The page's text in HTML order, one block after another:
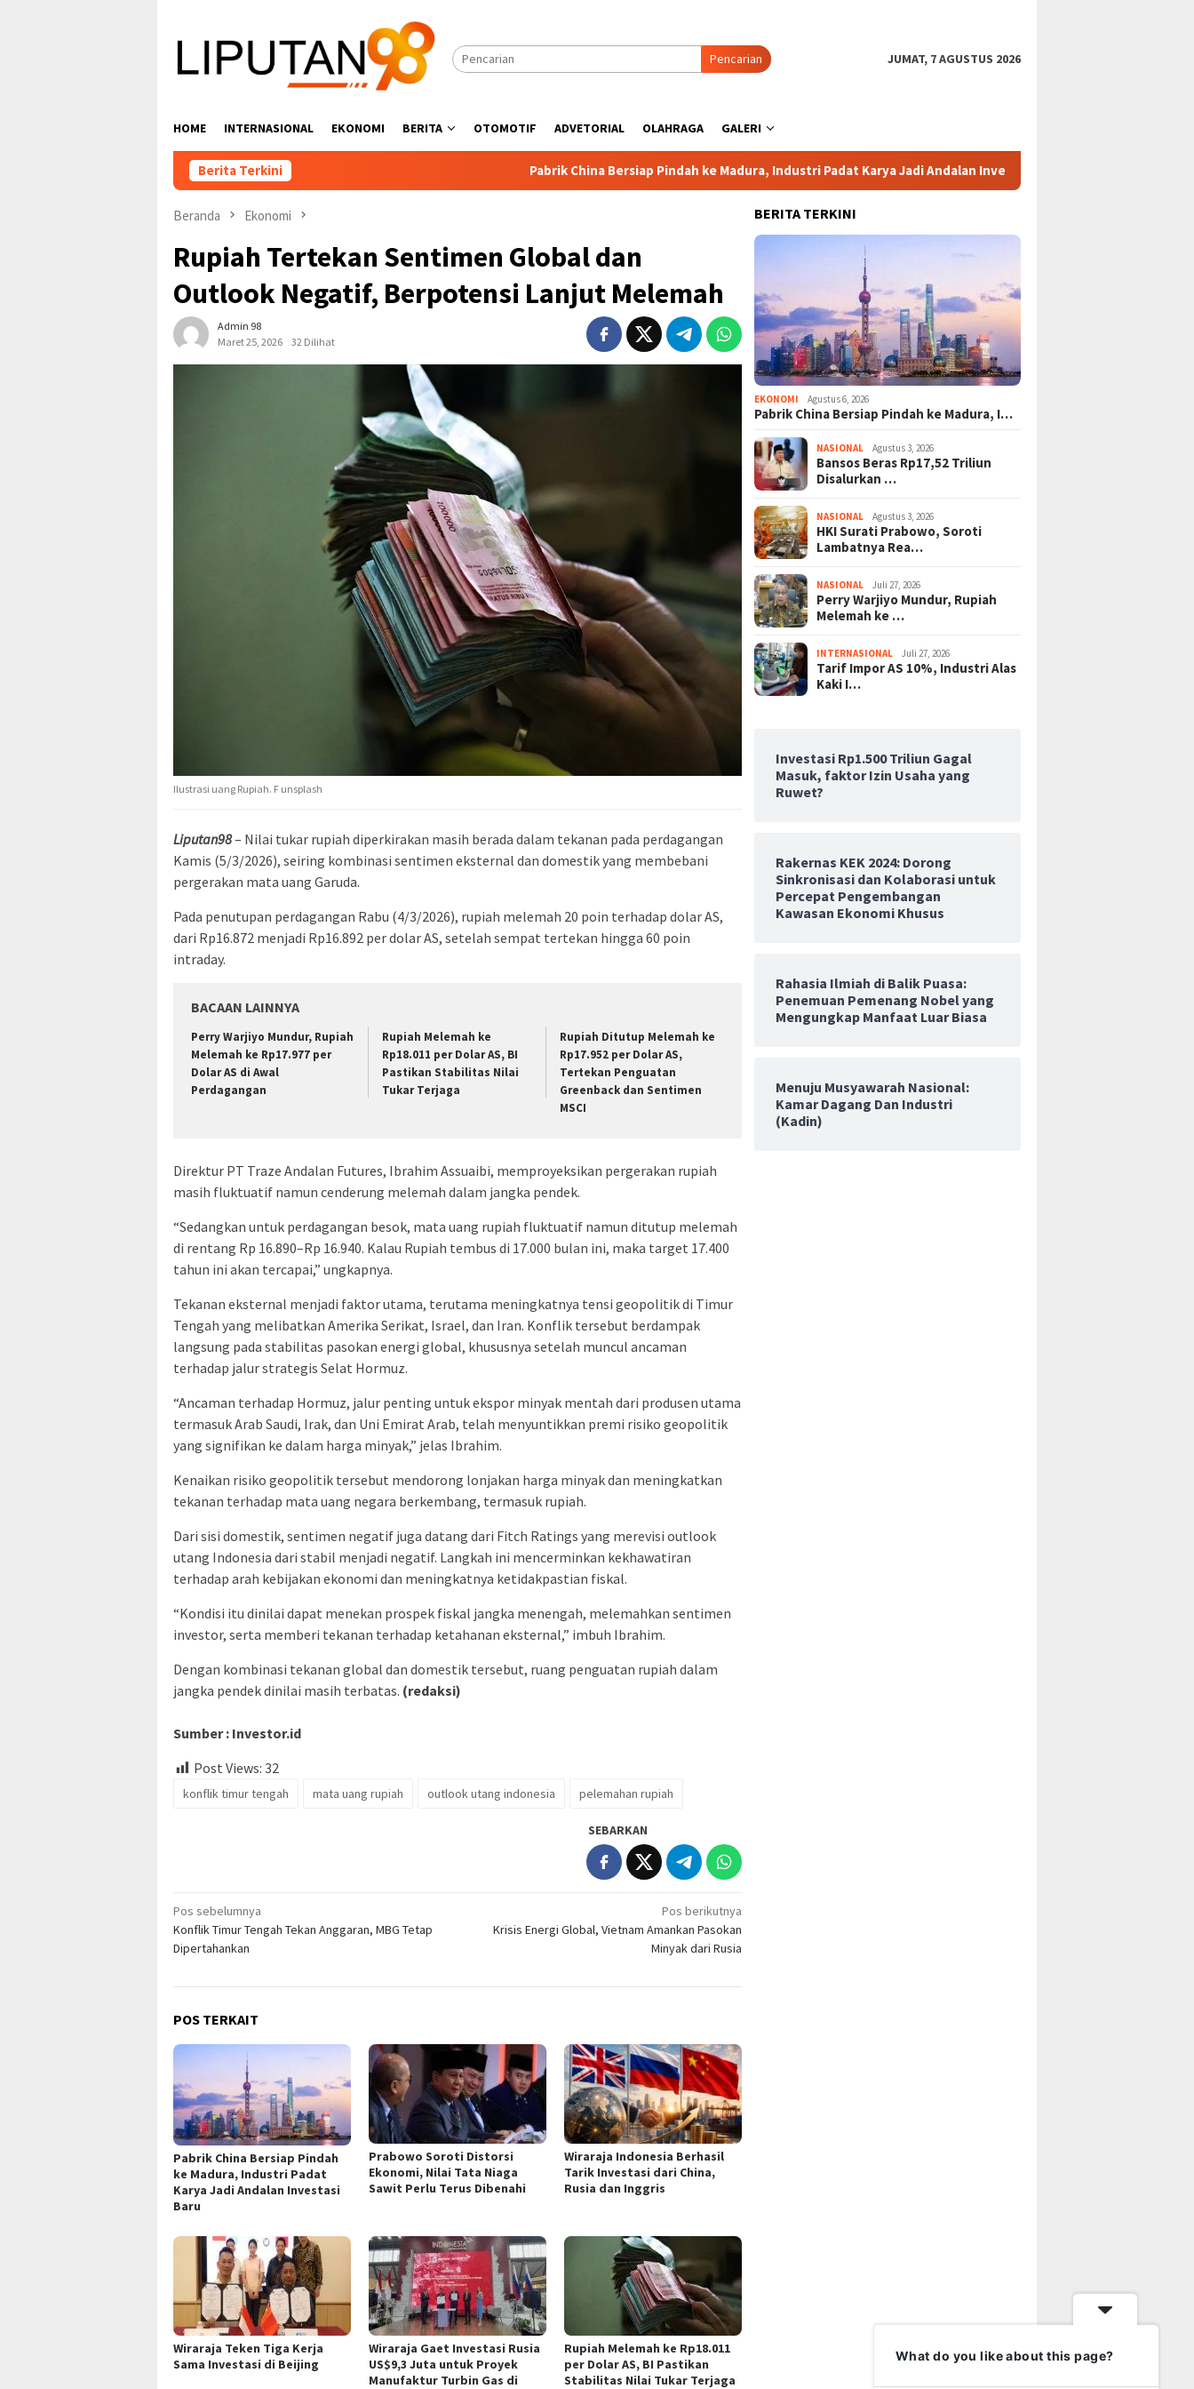
konten
Pencarian
JUMAT, 7 AGUSTUS 2026
HOME INTERNASIONAL EKONOMI BERITA OTOMOTIF ADVETORIAL OLAHRAGA GALERI
Berita Terkini Pabrik China Bersiap Pindah ke Madura, Industri Padat Karya Jadi Andalan Investasi Baru
Beranda Ekonomi
Rupiah Tertekan Sentimen Global dan
Outlook Negatif, Berpotensi Lanjut Melemah
Admin 98
Maret 25, 2026
32 Dilihat
Ilustrasi uang Rupiah. F unsplash
Liputan98– Nilai tukar rupiah diperkirakan masih berada dalam tekanan pada perdagangan
Kamis (5/3/2026), seiring kombinasi sentimen eksternal dan domestik yang membebani
pergerakan mata uang Garuda.
Pada penutupan perdagangan Rabu (4/3/2026), rupiah melemah 20 poin terhadap dolar AS,
dari Rp16.872 menjadi Rp16.892 per dolar AS, setelah sempat tertekan hingga 60 poin
intraday.
BACAAN LAINNYA
Perry Warjiyo Mundur, Rupiah
Melemah ke Rp17.977 per
Dolar AS di Awal
Perdagangan
Rupiah Melemah ke
Rp18.011 per Dolar AS, BI
Pastikan Stabilitas Nilai
Tukar Terjaga
Rupiah Ditutup Melemah ke
Rp17.952 per Dolar AS,
Tertekan Penguatan
Greenback dan Sentimen
MSCI
Direktur PT Traze Andalan Futures, Ibrahim Assuaibi, memproyeksikan pergerakan rupiah
masih fluktuatif namun cenderung melemah dalam jangka pendek.
“Sedangkan untuk perdagangan besok, mata uang rupiah fluktuatif namun ditutup melemah
di rentang Rp 16.890–Rp 16.940. Kalau Rupiah tembus di 17.000 bulan ini, maka target 17.400
tahun ini akan tercapai,” ungkapnya.
Tekanan eksternal menjadi faktor utama, terutama meningkatnya tensi geopolitik di Timur
Tengah yang melibatkan Amerika Serikat, Israel, dan Iran. Konflik tersebut berdampak
langsung pada stabilitas pasokan energi global, khususnya setelah muncul ancaman
terhadap jalur strategis Selat Hormuz.
“Ancaman terhadap Hormuz, jalur penting untuk ekspor minyak mentah dari produsen utama
termasuk Arab Saudi, Irak, dan Uni Emirat Arab, telah menyuntikkan premi risiko geopolitik
yang signifikan ke dalam harga minyak,” jelas Ibrahim.
Kenaikan risiko geopolitik tersebut mendorong lonjakan harga minyak dan meningkatkan
tekanan terhadap mata uang negara berkembang, termasuk rupiah.
Dari sisi domestik, sentimen negatif juga datang dari Fitch Ratings yang merevisi outlook
utang Indonesia dari stabil menjadi negatif. Langkah ini mencerminkan kekhawatiran
terhadap arah kebijakan ekonomi dan meningkatnya ketidakpastian fiskal.
“Kondisi itu dinilai dapat menekan prospek fiskal jangka menengah, melemahkan sentimen
investor, serta memberi tekanan terhadap ketahanan eksternal,” imbuh Ibrahim.
Dengan kombinasi tekanan global dan domestik tersebut, ruang penguatan rupiah dalam
jangka pendek dinilai masih terbatas. (redaksi)
Sumber : Investor.id
Post Views: 32
konflik timur tengah mata uang rupiah outlook utang indonesia pelemahan rupiah
SEBARKAN
Navigasi
pos
Pos sebelumnya
Konflik Timur Tengah Tekan Anggaran, MBG Tetap
Dipertahankan
Pos berikutnya
Krisis Energi Global, Vietnam Amankan Pasokan
Minyak dari Rusia
POS TERKAIT
Pabrik China Bersiap Pindah
ke Madura, Industri Padat
Karya Jadi Andalan Investasi
Baru
Prabowo Soroti Distorsi
Ekonomi, Nilai Tata Niaga
Sawit Perlu Terus Dibenahi
Wiraraja Indonesia Berhasil
Tarik Investasi dari China,
Rusia dan Inggris
Wiraraja Teken Tiga Kerja
Sama Investasi di Beijing
Wiraraja Gaet Investasi Rusia
US$9,3 Juta untuk Proyek
Manufaktur Turbin Gas di
Rupiah Melemah ke Rp18.011
per Dolar AS, BI Pastikan
Stabilitas Nilai Tukar Terjaga
BERITA TERKINI
EKONOMI Agustus 6, 2026
Pabrik China Bersiap Pindah ke Madura, I…
NASIONAL Agustus 3, 2026
Bansos Beras Rp17,52 Triliun
Disalurkan …
NASIONAL Agustus 3, 2026
HKI Surati Prabowo, Soroti
Lambatnya Rea…
NASIONAL Juli 27, 2026
Perry Warjiyo Mundur, Rupiah
Melemah ke …
INTERNASIONAL Juli 27, 2026
Tarif Impor AS 10%, Industri Alas
Kaki I…
Investasi Rp1.500 Triliun Gagal
Masuk, faktor Izin Usaha yang
Ruwet?
Rakernas KEK 2024: Dorong
Sinkronisasi dan Kolaborasi untuk
Percepat Pengembangan
Kawasan Ekonomi Khusus
Rahasia Ilmiah di Balik Puasa:
Penemuan Pemenang Nobel yang
Mengungkap Manfaat Luar Biasa
Menuju Musyawarah Nasional:
Kamar Dagang Dan Industri
(Kadin)
What do you like about this page?